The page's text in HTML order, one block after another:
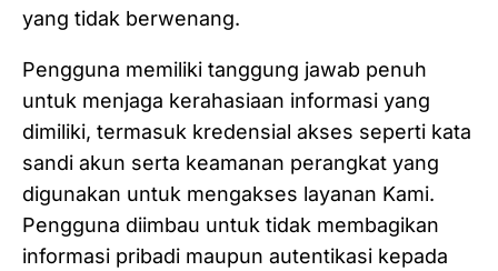
yang tidak berwenang.
Pengguna memiliki tanggung jawab penuh
untuk menjaga kerahasiaan informasi yang
dimiliki, termasuk kredensial akses seperti kata
sandi akun serta keamanan perangkat yang
digunakan untuk mengakses layanan Kami.
Pengguna diimbau untuk tidak membagikan
informasi pribadi maupun autentikasi kepada